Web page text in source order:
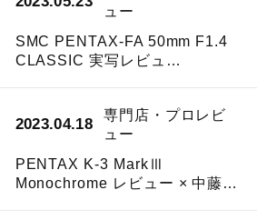
ュー
SMC PENTAX-FA 50mm F1.4
CLASSIC 実写レビュ…
2023.04.18
専門店・プロレビ
ュー
PENTAX K-3 MarkⅢ
Monochrome レビュー × 中藤…